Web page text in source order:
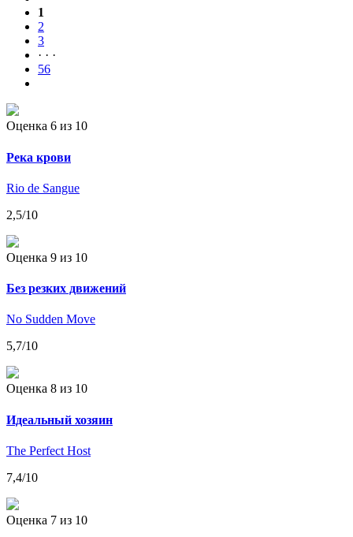
1
2
3
· · ·
56
Оценка 6 из 10
Река крови
Rio de Sangue
2,5/10
Оценка 9 из 10
Без резких движений
No Sudden Move
5,7/10
Оценка 8 из 10
Идеальный хозяин
The Perfect Host
7,4/10
Оценка 7 из 10